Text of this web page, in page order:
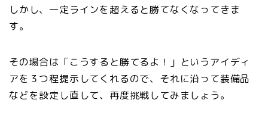
しかし、一定ラインを超えると勝てなくなってきま
す。
その場合は「こうすると勝てるよ！」というアイディ
アを３つ程提示してくれるので、それに沿って装備品
などを設定し直して、再度挑戦してみましょう。